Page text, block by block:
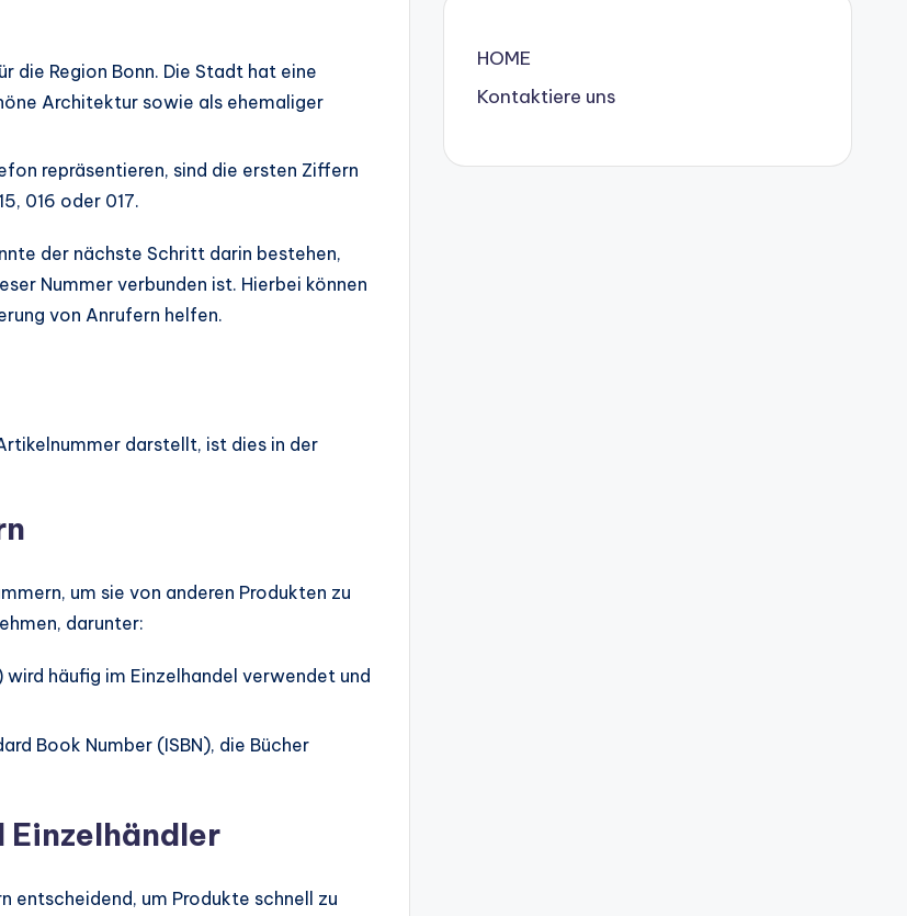
die Region Bonn. Die Stadt hat eine
Architektur sowie als ehemaliger
repräsentieren, sind die ersten Ziffern
016 oder 017.
der nächste Schritt darin bestehen,
Nummer verbunden ist. Hierbei können
von Anrufern helfen.
darstellt, ist dies in der
um sie von anderen Produkten zu
darunter:
häufig im Einzelhandel verwendet und
Book Number (ISBN), die Bücher
Einzelhändler
entscheidend, um Produkte schnell zu
HOME
Kontaktiere uns